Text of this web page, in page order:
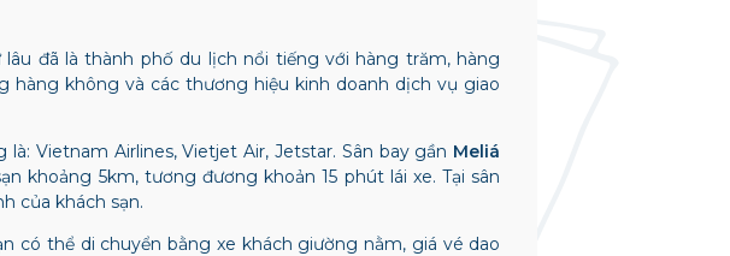
đã là thành phố du lịch nổi tiếng với hàng trăm, hàng
không và các thương hiệu kinh doanh dịch vụ giao
Vietnam Airlines, Vietjet Air, Jetstar. Sân bay gần Meliá
khoảng 5km, tương đương khoản 15 phút lái xe. Tại sân
của khách sạn.
có thể di chuyển bằng xe khách giường nằm, giá vé dao